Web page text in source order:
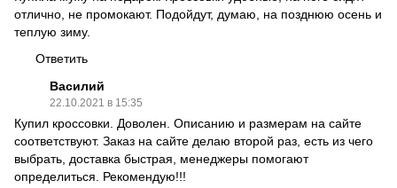
отлично, не промокают. Подойдут, думаю, на позднюю осень и
теплую зиму.
Ответить
Василий
22.10.2021 в 15:35
Купил кроссовки. Доволен. Описанию и размерам на сайте
соответствуют. Заказ на сайте делаю второй раз, есть из чего
выбрать, доставка быстрая, менеджеры помогают
определиться. Рекомендую!!!